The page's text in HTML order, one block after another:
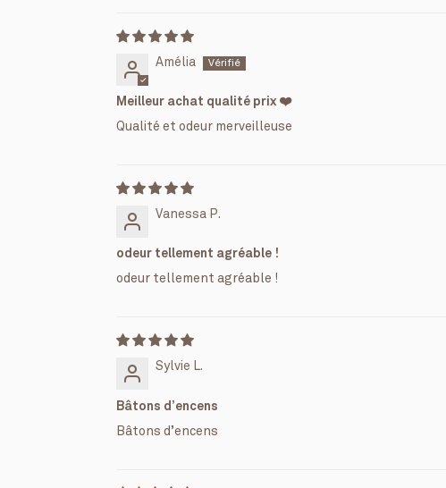
Amélia
Meilleur achat qualité prix ❤️
Qualité et odeur merveilleuse
Vanessa P.
odeur tellement agréable !
odeur tellement agréable !
Sylvie L.
Bâtons d’encens
Bâtons d’encens